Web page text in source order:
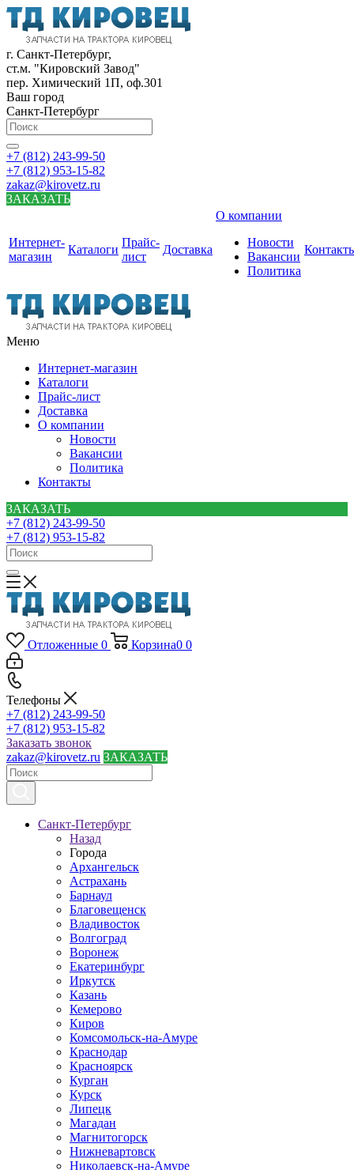
г. Санкт-Петербург,
ст.м. "Кировский Завод"
пер. Химический 1П, оф.301
Ваш город
Санкт-Петербург
+7 (812) 243-99-50
+7 (812) 953-15-82
zakaz@kirovetz.ru
ЗАКАЗАТЬ
Интернет-
магазин
Каталоги
Прайс-
лист
Доставка
О компании
Новости
Вакансии
Политика
Меню
Интернет-магазин
Каталоги
Прайс-лист
Доставка
О компании
Новости
Вакансии
Политика
Контакты
ЗАКАЗАТЬ
+7 (812) 243-99-50
+7 (812) 953-15-82
Отложенные 0 Корзина0 0
Телефоны
+7 (812) 243-99-50
+7 (812) 953-15-82
Заказать звонок
zakaz@kirovetz.ru ЗАКАЗАТЬ
Санкт-Петербург
Назад
Города
Архангельск
Астрахань
Барнаул
Благовещенск
Владивосток
Волгоград
Воронеж
Екатеринбург
Иркутск
Казань
Кемерово
Киров
Комсомольск-на-Амуре
Краснодар
Красноярск
Курган
Курск
Липецк
Магадан
Магнитогорск
Нижневартовск
Николаевск-на-Амуре